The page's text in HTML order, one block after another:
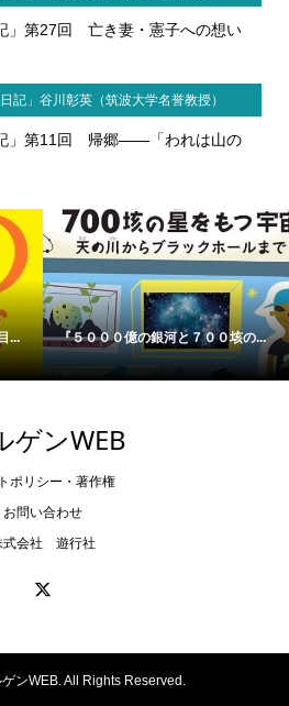
」第27回 亡き妻・憲子への想い
記」谷川彰英（筑波大学名誉教授）
記」第11回 帰郷――「われは山の
... 『５０００億の銀河と７００垓の...
ゲンWEB
ポリシー・著作権
お問い合わせ
式会社 遊行社
ンWEB. All Rights Reserved.